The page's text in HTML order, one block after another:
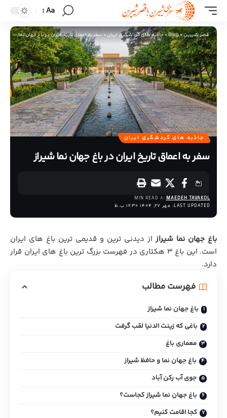
Aa
قصر شیرین>
Blog
>جاذبه های گردشگری ایران>سفر به اعماق تاریخ ایران در باغ جهان نما شیراز
جاذبه های گردشگری ایران
سفر به اعماق تاریخ ایران در باغ جهان نما شیراز
LAST UPDATED: مهر 27, 1404 12:30 ب.ظ
MAEDEH TAVAKOL
8 MIN READ
باغ جهان نما شیراز از دیدنی ترین و قدیمی‌ ترین باغ های ایران
است. این باغ 3 هکتاری در فهرست بزرگ ترین باغ های ایران قرار
دارد.
فهرست مطالب
باغ جهان نما شیراز
باغی که زینت الدنیا لقب گرفت
معماری باغ
باغ جهان نما و حافظ شیراز
جوی آب رکن آباد
باغ جهان نما شیراز کجاست؟
کجا اقامت کنیم؟